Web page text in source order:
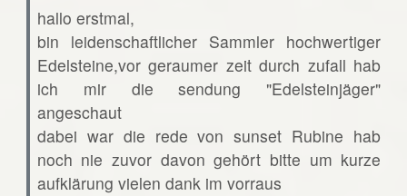
hallo erstmal,
bin leidenschaftlicher Sammler hochwertiger
Edelsteine,vor geraumer zeit durch zufall hab
ich mir die sendung "Edelsteinjäger"
angeschaut
dabei war die rede von sunset Rubine hab
noch nie zuvor davon gehört bitte um kurze
aufklärung vielen dank im vorraus